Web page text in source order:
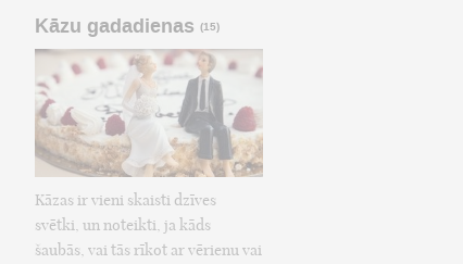
Kāzu gadadienas (15)
Kāzas ir vieni skaisti dzīves
svētki, un noteikti, ja kāds
šaubās, vai tās rīkot ar vērienu vai